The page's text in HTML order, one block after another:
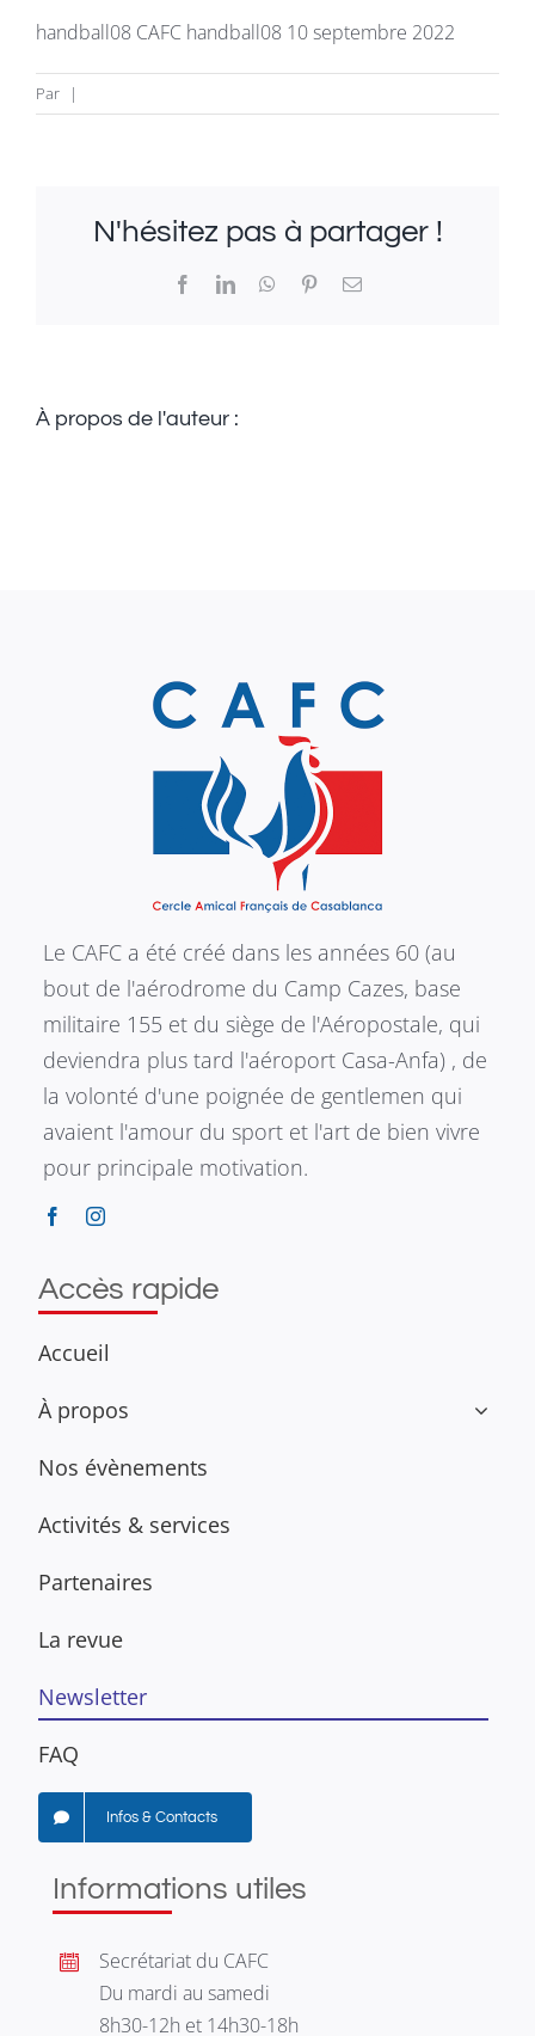
Newsletter
Infos & Contacts
handball08 CAFC handball08 10 septembre 2022
Par |
N'hésitez pas à partager !
FacebookLinkedInWhatsApp
PinterestEmail
À propos de l'auteur :
Le CAFC a été créé dans les années 60 (au
bout de l'aérodrome du Camp Cazes, base
militaire 155 et du siège de l'Aéropostale, qui
deviendra plus tard l'aéroport Casa-Anfa) , de
la volonté d'une poignée de gentlemen qui
avaient l'amour du sport et l'art de bien vivre
pour principale motivation.
Accès rapide
Accueil
À propos
Nos évènements
Activités & services
Partenaires
La revue
Newsletter
FAQ
Infos & Contacts
Informations utiles
Secrétariat du CAFC
Du mardi au samedi
8h30-12h et 14h30-18h